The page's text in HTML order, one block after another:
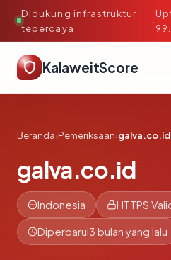
Didukung infrastruktur
tepercaya
·
KalaweitScore
Beranda›Pemeriksaan›galva.co.id
galva.co.id
Indonesia HTTPS
Diperbarui3 bulan yang lalu